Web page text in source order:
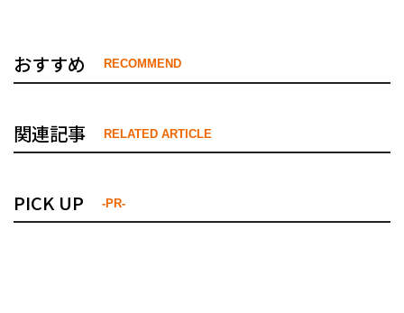
おすすめ RECOMMEND
関連記事 RELATED ARTICLE
PICK UP -PR-